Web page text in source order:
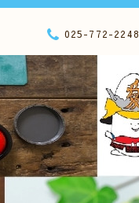
025-772-2248